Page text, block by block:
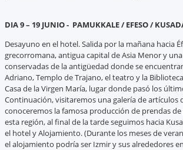
DIA 9 – 19 JUNIO - PAMUKKALE /EFESO /
Desayuno en el hotel. Salida por la mañana hacia
grecorromana, antigua capital de Asia Menor y
conservadas de la antigüedad donde se
Adriano, Templo de Trajano, el teatro y la
Casa de la Virgen María, lugar donde pasó los
Continuación, visitaremos una galería de artículos
conoceremos la famosa producción de prendas
esta región, al final de la tarde seguimos hacia
el hotel y Alojamiento. (Durante los meses de
el alojamiento podría ser Izmir y sus alrededores